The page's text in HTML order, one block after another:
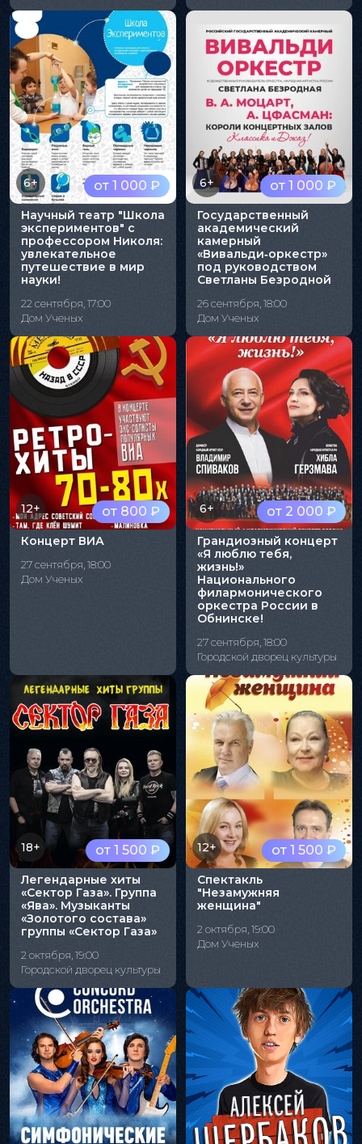
от 1 000 ₽
6+
Научный театр "Школа
экспериментов" с
профессором Николя:
увлекательное
путешествие в мир
науки!
22 сентября, 17:00
Дом Ученых
от 1 000 ₽
6+
Государственный
академический
камерный
«Вивальди‑оркестр»
под руководством
Светланы Безродной
26 сентября, 18:00
Дом Ученых
от 800 ₽
12+
Концерт ВИА
27 сентября, 18:00
Дом Ученых
от 2 000 ₽
6+
Грандиозный концерт
«Я люблю тебя,
жизнь!»
Национального
филармонического
оркестра России в
Обнинске!
27 сентября, 18:00
Городской дворец культуры
от 1 500 ₽
18+
Легендарные хиты
«Сектор Газа». Группа
«Ява». Музыканты
«Золотого состава»
группы «Сектор Газа»
2 октября, 19:00
Городской дворец культуры
от 1 500 ₽
12+
Спектакль
"Незамужняя
женщина"
2 октября, 19:00
Дом Ученых